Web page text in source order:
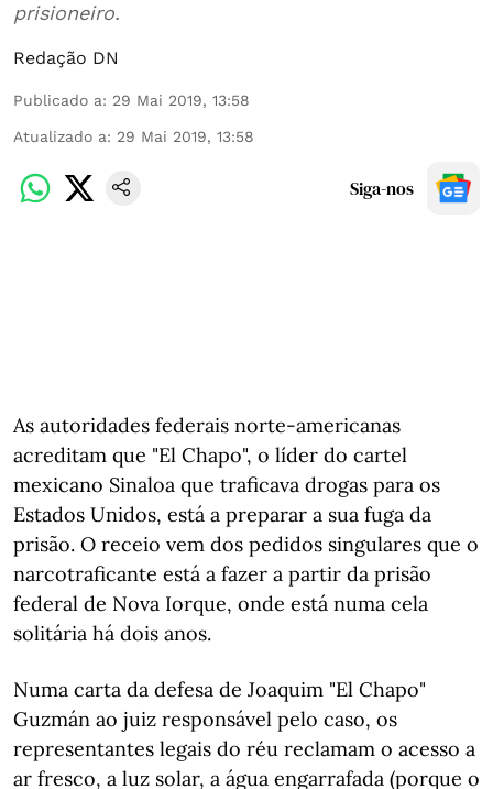
prisioneiro.
Redação DN
Publicado a: 29 Mai 2019, 13:58
Atualizado a: 29 Mai 2019, 13:58
Siga-nos
As autoridades federais norte-americanas
acreditam que "El Chapo", o líder do cartel
mexicano Sinaloa que traficava drogas para os
Estados Unidos, está a preparar a sua fuga da
prisão. O receio vem dos pedidos singulares que o
narcotraficante está a fazer a partir da prisão
federal de Nova Iorque, onde está numa cela
solitária há dois anos.
Numa carta da defesa de Joaquim "El Chapo"
Guzmán ao juiz responsável pelo caso, os
representantes legais do réu reclamam o acesso a
ar fresco, a luz solar, a água engarrafada (porque o